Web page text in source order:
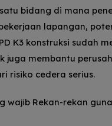
bidang di mana
lapangan,
K3 konstruksi sudah
juga membantu
risiko cedera serius.
wajib Rekan-rekan